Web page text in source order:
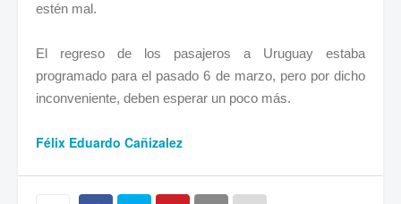
estén mal.
El regreso de los pasajeros a Uruguay estaba
programado para el pasado 6 de marzo, pero por dicho
inconveniente, deben esperar un poco más.
Félix Eduardo Cañizalez